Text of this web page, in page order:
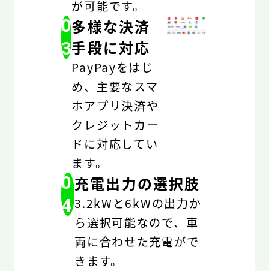
が可能です。
0
3
多様な決済
手段に対応
PayPayをはじ
め、主要なスマ
ホアプリ決済や
クレジットカー
ドに対応してい
ます。
0
4
充電出力の選択肢
3.2kWと6kWの出力か
ら選択可能なので、車
両に合わせた充電がで
きます。